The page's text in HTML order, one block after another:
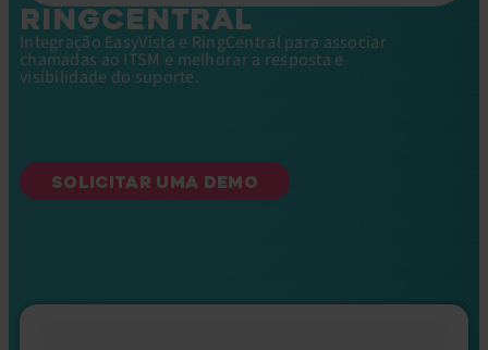
RINGCENTRAL
Integração EasyVista e RingCentral para associar
chamadas ao ITSM e melhorar a resposta e
visibilidade do suporte.
SOLICITAR UMA DEMO